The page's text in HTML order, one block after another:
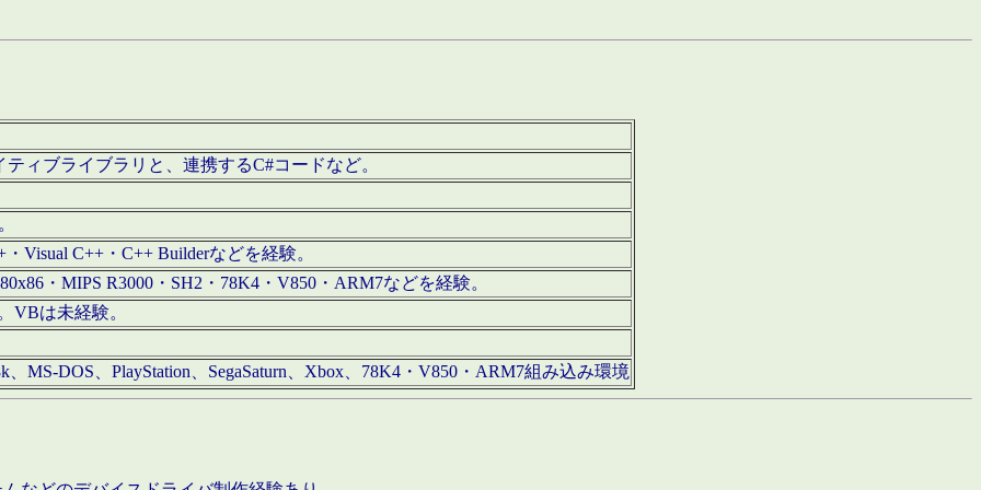
ィブライブラリと、連携するC#コードなど。
Visual C++・C++ Builderなどを経験。
・MIPS R3000・SH2・78K4・V850・ARM7などを経験。
VBは未経験。
、MS-DOS、PlayStation、SegaSaturn、Xbox、78K4・V850・ARM7組み込み環境